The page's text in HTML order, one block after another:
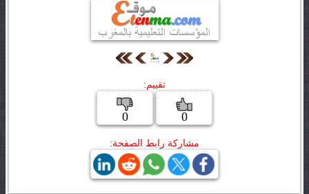
تقييم:
0
0
مشاركة رابط الصفحة: